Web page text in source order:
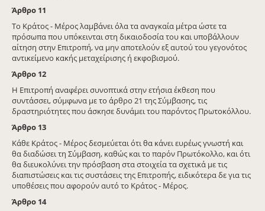
Άρθρο 11
Το Κράτος - Μέρος λαμβάνει όλα τα αναγκαία μέτρα ώστε τα
πρόσωπα που υπόκεινται στη δικαιοδοσία του και υποβάλλουν
αίτηση στην Επιτροπή, να μην αποτελούν εξ αυτού του γεγονότος
αντικείμενο κακής μεταχείρισης ή εκφοβισμού.
Άρθρο 12
Η Επιτροπή αναφέρει συνοπτικά στην ετήσια έκθεση που
συντάσσει, σύμφωνα με το άρθρο 21 της Σύμβασης, τις
δραστηριότητες που άσκησε δυνάμει του παρόντος Πρωτοκόλλου.
Άρθρο 13
Κάθε Κράτος - Μέρος δεσμεύεται ότι θα κάνει ευρέως γνωστή και
θα διαδώσει τη Σύμβαση, καθώς και το παρόν Πρωτόκολλο, και ότι
θα διευκολύνει την πρόσβαση στα στοιχεία τα σχετικά με τις
διαπιστώσεις και τις συστάσεις της Επιτροπής, ειδικότερα δε για τις
υποθέσεις που αφορούν αυτό το Κράτος - Μέρος.
Άρθρο 14